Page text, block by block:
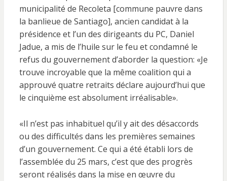
municipalité de Recoleta [commune pauvre dans
la banlieue de Santiago], ancien candidat à la
présidence et l’un des dirigeants du PC, Daniel
Jadue, a mis de l’huile sur le feu et condamné le
refus du gouvernement d’aborder la question: «Je
trouve incroyable que la même coalition qui a
approuvé quatre retraits déclare aujourd’hui que
le cinquième est absolument irréalisable».
«Il n’est pas inhabituel qu’il y ait des désaccords
ou des difficultés dans les premières semaines
d’un gouvernement. Ce qui a été établi lors de
l’assemblée du 25 mars, c’est que des progrès
seront réalisés dans la mise en œuvre du